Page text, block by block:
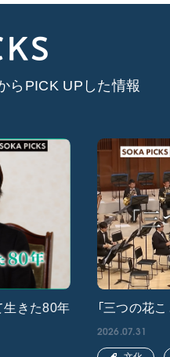
らPICK UPした情報
生きた80年
「三つの花
2026.07.31